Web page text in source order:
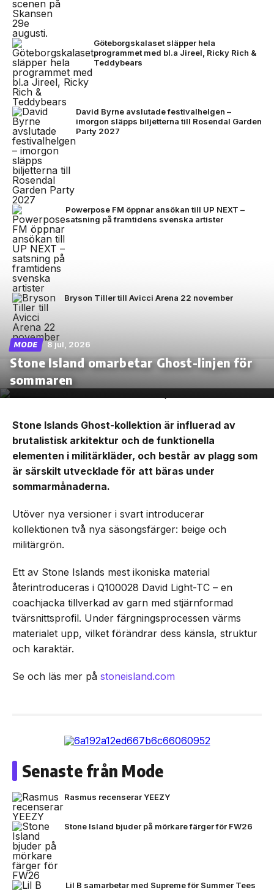
Göteborgskalaset släpper hela
programmet med bl.a Jireel, Ricky Rich &
Teddybears
David Byrne avslutade festivalhelgen –
imorgon släpps biljetterna till Rosendal Garden
Party 2027
Powerpose FM öppnar ansökan till UP NEXT –
satsning på framtidens svenska artister
Bryson Tiller till Avicci Arena 22 november
MODE 8 jul, 2026
Stone Island omarbetar Ghost-linjen för
sommaren
Stone Islands Ghost-kollektion är influerad av
brutalistisk arkitektur och de funktionella
elementen i militärkläder, och består av plagg som
är särskilt utvecklade för att bäras under
sommarmånaderna.
Utöver nya versioner i svart introducerar
kollektionen två nya säsongsfärger: beige och
militärgrön.
Ett av Stone Islands mest ikoniska material
återintroduceras i Q100028 David Light-TC – en
coachjacka tillverkad av garn med stjärnformad
tvärsnittsprofil. Under färgningsprocessen värms
materialet upp, vilket förändrar dess känsla, struktur
och karaktär.
Se och läs mer på stoneisland.com
Senaste från Mode
Rasmus recenserar YEEZY
Stone Island bjuder på mörkare färger för FW26
Lil B samarbetar med Supreme för Summer Tees